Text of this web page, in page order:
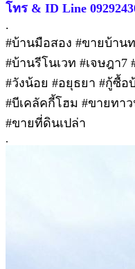
โทร & ID Line
.
#บ้านมือสอง #ขายบ้าน
#บ้านรีโนเวท #เจษฎา7
#วังน้อย #อยุธยา #กู้ซื้
#บีเคลัคกี้โฮม #ขายทา
#ขายที่ดินเปล่า
.